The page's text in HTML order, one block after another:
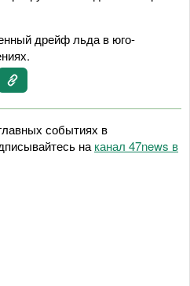
дрейф льда в юго-
событиях в
на канал 47news в